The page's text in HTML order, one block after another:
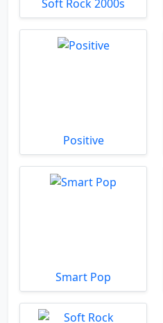
Soft Rock 2000s
Positive
Smart Pop